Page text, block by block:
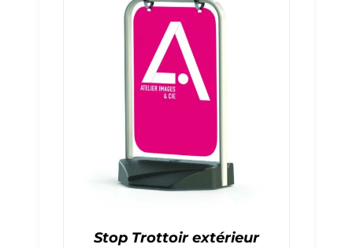
Stop Trottoir extérieur